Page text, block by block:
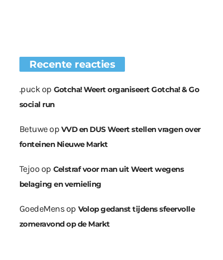
Recente reacties
.puckop Gotcha! Weert organiseert Gotcha! & Go
social run
Betuweop VVD en DUS Weert stellen vragen over
fonteinen Nieuwe Markt
Tejoo op Celstraf voor man uit Weert wegens
belaging en vernieling
GoedeMensop Volop gedanst tijdens sfeervolle
zomeravond op de Markt